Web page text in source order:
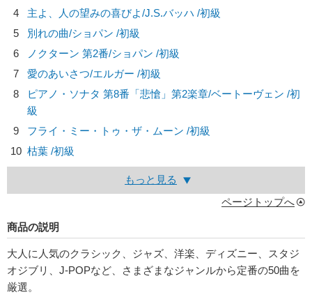
4
主よ、人の望みの喜びよ/J.S.バッハ /初級
5
別れの曲/ショパン /初級
6
ノクターン 第2番/ショパン /初級
7
愛のあいさつ/エルガー /初級
8
ピアノ・ソナタ 第8番「悲愴」第2楽章/ベートーヴェン /初
級
9
フライ・ミー・トゥ・ザ・ムーン /初級
10 枯葉 /初級
もっと見る
ページトップへ
商品の説明
大人に人気のクラシック、ジャズ、洋楽、ディズニー、スタジ
オジブリ、J-POPなど、さまざまなジャンルから定番の50曲を
厳選。